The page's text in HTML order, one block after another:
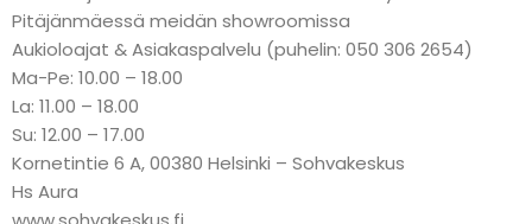
Pitäjänmäessä meidän showroomissa
Aukioloajat & Asiakaspalvelu (puhelin: 050 306 2654)
Ma-Pe: 10.00 – 18.00
La: 11.00 – 18.00
Su: 12.00 – 17.00
Kornetintie 6 A, 00380 Helsinki – Sohvakeskus
Hs Aura